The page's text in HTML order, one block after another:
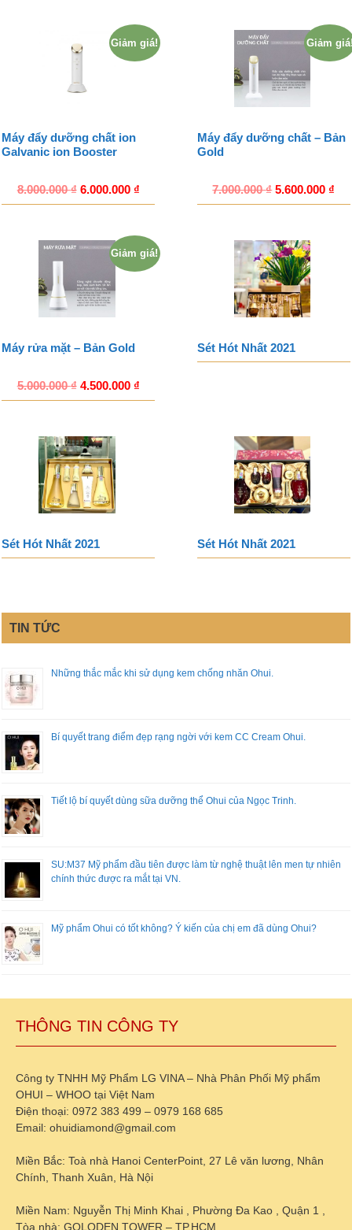
Giảm giá!
Máy đẩy dưỡng chất ion
Galvanic ion Booster
8.000.000₫ 6.000.000 ₫
Giảm
Máy đẩy dưỡng chất – Bản
Gold
7.000.000₫ 5.600.000 ₫
Giảm giá!
Máy rửa mặt – Bản Gold
5.000.000₫ 4.500.000 ₫
Sét Hót Nhất 2021
Sét Hót Nhất 2021 Sét Hót Nhất 2021
TIN TỨC
Những thắc mắc khi sử dụng kem chống nhăn Ohui.
Bí quyết trang điểm đẹp rạng ngời với kem CC Cream Ohui.
Tiết lộ bí quyết dùng sữa dưỡng thể Ohui của Ngọc Trinh.
SU:M37 Mỹ phẩm đầu tiên được làm từ nghệ thuật lên men tự nhiên
chính thức được ra mắt tại VN.
Mỹ phẩm Ohui có tốt không? Ý kiến của chị em đã dùng Ohui?
THÔNG TIN CÔNG TY
Công ty TNHH Mỹ Phẩm LG VINA – Nhà Phân Phối Mỹ phẩm
OHUI – WHOO tại Việt Nam
Điện thoại: 0972 383 499 – 0979 168 685
Email: ohuidiamond@gmail.com
Miền Bắc: Toà nhà Hanoi CenterPoint, 27 Lê văn lương, Nhân
Chính, Thanh Xuân, Hà Nội
Miền Nam: Nguyễn Thị Minh Khai , Phường Đa Kao , Quận 1 ,
Tòa nhà: GOLODEN TOWER – TP.HCM